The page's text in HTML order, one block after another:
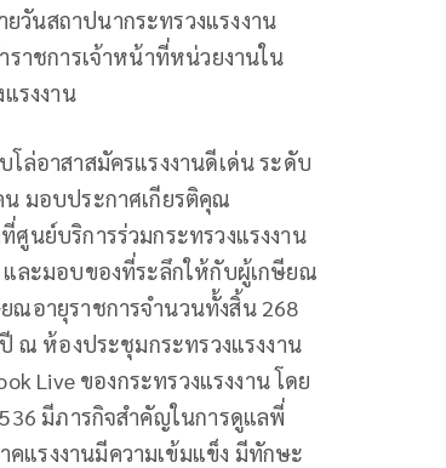
วันสถาปนากระทรวงแรงงาน
ราชการเจ้าหน้าที่หน่วยงานใน
รงงาน
ล่อาสาสมัครแรงงานดีเด่น ระดับ
มอบประกาศเกียรติคุณ
ศูนย์บริการร่วมกระทรวงแรงงาน
และมอบของที่ระลึกให้กับผู้เกษียณ
ณอายุราชการจำนวนทั้งสิ้น 268
ณ ห้องประชุมกระทรวงแรงงาน
Live ของกระทรวงแรงงาน โดย
มีภารกิจสำคัญในการดูแลพี่
แรงงานมีความเข้มแข็ง มีทักษะ